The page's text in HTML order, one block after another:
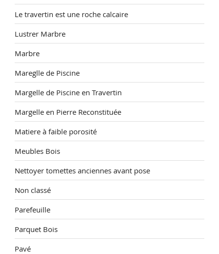
Le travertin est une roche calcaire
Lustrer Marbre
Marbre
Mareglle de Piscine
Margelle de Piscine en Travertin
Margelle en Pierre Reconstituée
Matiere à faible porosité
Meubles Bois
Nettoyer tomettes anciennes avant pose
Non classé
Parefeuille
Parquet Bois
Pavé